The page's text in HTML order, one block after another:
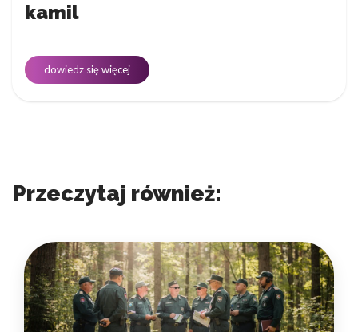
kamil
dowiedz się więcej
Przeczytaj również: